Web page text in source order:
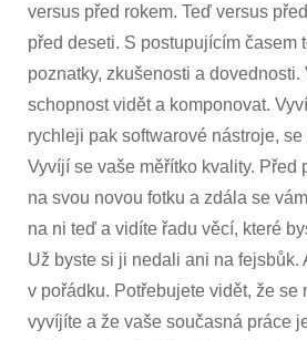
versus před rokem. Teď versus
před deseti. S postupujícím časem
poznatky, zkušenosti a dovednosti.
schopnost vidět a komponovat.
rychleji pak softwarové nástroje,
Vyvíjí se vaše měřítko kvality. Před
na svou novou fotku a zdála se
na ni teď a vidíte řadu věcí, které
Už byste si ji nedali ani na fejsbůk.
v pořádku. Potřebujete vidět, že se
vyvíjíte a že vaše současná práce